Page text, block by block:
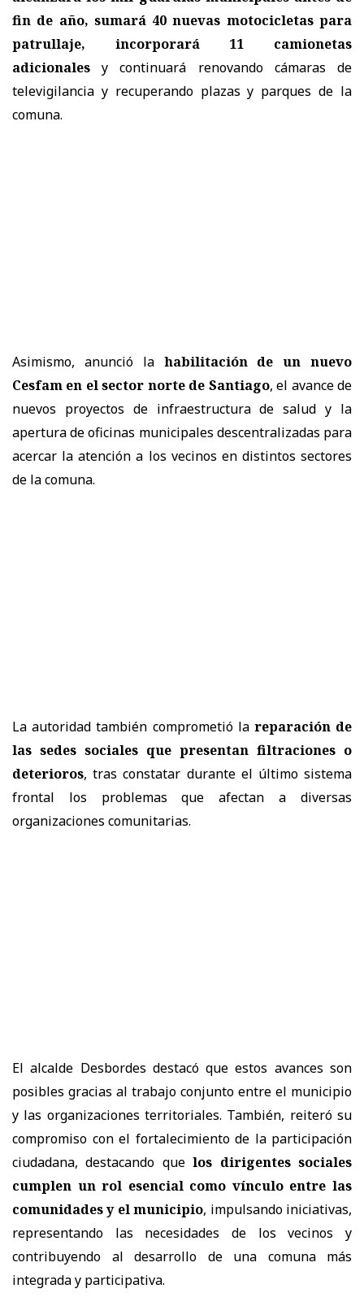
fin de año, sumará 40 nuevas motocicletas para
patrullaje, incorporará 11 camionetas
adicionales y continuará renovando cámaras de
televigilancia y recuperando plazas y parques de la
comuna.
Asimismo, anunció la habilitación de un nuevo
Cesfam en el sector norte de Santiago, el avance de
nuevos proyectos de infraestructura de salud y la
apertura de oficinas municipales descentralizadas para
acercar la atención a los vecinos en distintos sectores
de la comuna.
La autoridad también comprometió la reparación de
las sedes sociales que presentan filtraciones o
deterioros, tras constatar durante el último sistema
frontal los problemas que afectan a diversas
organizaciones comunitarias.
El alcalde Desbordes destacó que estos avances son
posibles gracias al trabajo conjunto entre el municipio
y las organizaciones territoriales. También, reiteró su
compromiso con el fortalecimiento de la participación
ciudadana, destacando quelos dirigentes sociales
cumplen un rol esencial como vínculo entre las
comunidades y el municipio, impulsando iniciativas,
representando las necesidades de los vecinos y
contribuyendo al desarrollo de una comuna más
integrada y participativa.